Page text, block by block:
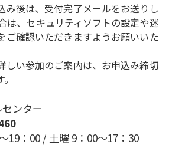
後は、受付完了メールをお送りし
は、セキュリティソフトの設定や迷
ご確認いただきますようお願いいた
い参加のご案内は、お申込み締切
ンター
19：00 / 土曜 9：00～17：30